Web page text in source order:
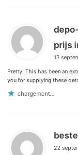
prijs
13
Pretty! This has been an
you for supplying these
chargement…
22